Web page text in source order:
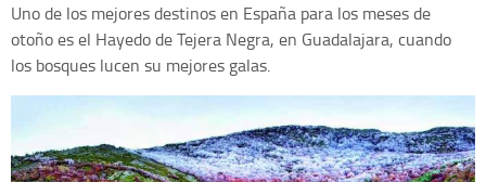
Uno de los mejores destinos en España para los meses de
otoño es el Hayedo de Tejera Negra, en Guadalajara, cuando
los bosques lucen su mejores galas.